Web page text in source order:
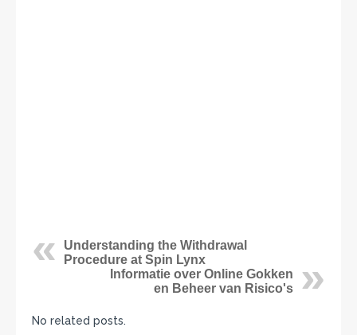
Understanding the Withdrawal
Procedure at Spin Lynx
Informatie over Online Gokken
en Beheer van Risico's
No related posts.